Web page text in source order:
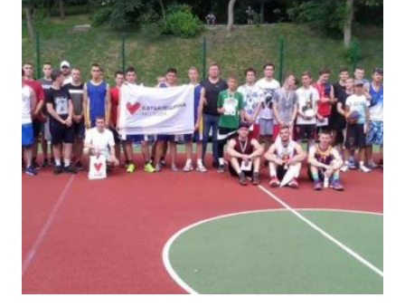
Громадські приймальні
Контакти